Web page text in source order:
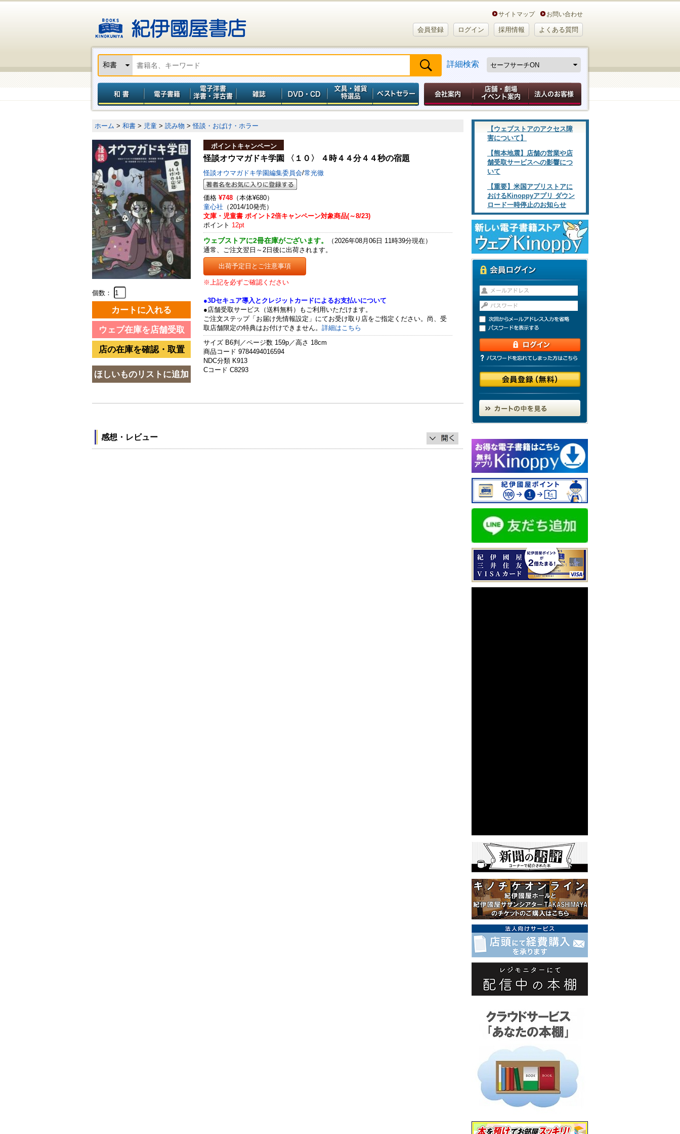
サイトマップ お問い合わせ
会員登録 ログイン 採用情報 よくある質問
詳細検索
ホーム > 和書 > 児童 > 読み物 >怪談・おばけ・ホラー
個数：
ポイントキャンペーン
怪談オウマガドキ学園 〈１０〉 ４時４４分４４秒の宿題
怪談オウマガドキ学園編集委員会/常光徹
価格 ¥748 （本体¥680）
童心社 （2014/10発売）
文庫・児童書 ポイント2倍キャンペーン対象商品(～8/23)
ポイント 12pt
ウェブストアに2冊在庫がございます。
（2026年08月06日 11時39分現在）
通常、ご注文翌日～2日後に出荷されます。
出荷予定日とご注意事項
※上記を必ずご確認ください
●3Dセキュア導入とクレジットカードによるお支払いについて
●店舗受取サービス（送料無料）もご利用いただけます。
ご注文ステップ「お届け先情報設定」にてお受け取り店をご指定ください。尚、受
取店舗限定の特典はお付けできません。 詳細はこちら
サイズ B6判／ページ数 159p／高さ 18cm
商品コード 9784494016594
NDC分類 K913
Cコード C8293
感想・レビュー
【ウェブストアのアクセス障
害について】
【熊本地震】店舗の営業や店
舗受取サービスへの影響につ
いて
【重要】米国アプリストアに
おけるKinoppyアプリ ダウン
ロード一時停止のお知らせ